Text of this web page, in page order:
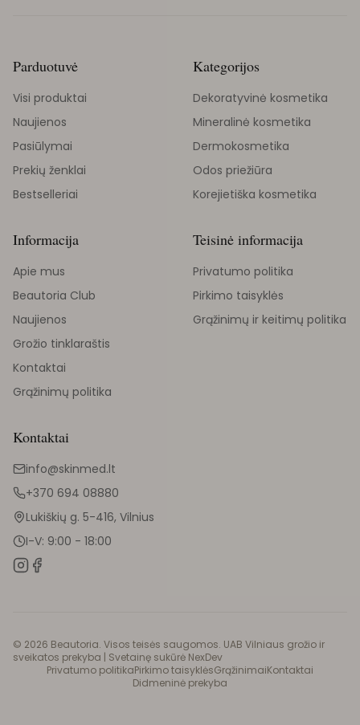
Parduotuvė
Visi produktai
Naujienos
Pasiūlymai
Prekių ženklai
Bestselleriai
Kategorijos
Dekoratyvinė kosmetika
Mineralinė kosmetika
Dermokosmetika
Odos priežiūra
Korejietiška kosmetika
Informacija
Apie mus
Beautoria Club
Naujienos
Grožio tinklaraštis
Kontaktai
Grąžinimų politika
Teisinė informacija
Privatumo politika
Pirkimo taisyklės
Grąžinimų ir keitimų politika
Kontaktai
info@skinmed.lt
+370 694 08880
Lukiškių g. 5-416, Vilnius
I-V: 9:00 - 18:00
© 2026 Beautoria. Visos teisės saugomos. UAB Vilniaus grožio ir
sveikatos prekyba | Svetainę sukūrė NexDev
Privatumo politikaPirkimo taisyklėsGrąžinimaiKontaktai
Didmeninė prekyba